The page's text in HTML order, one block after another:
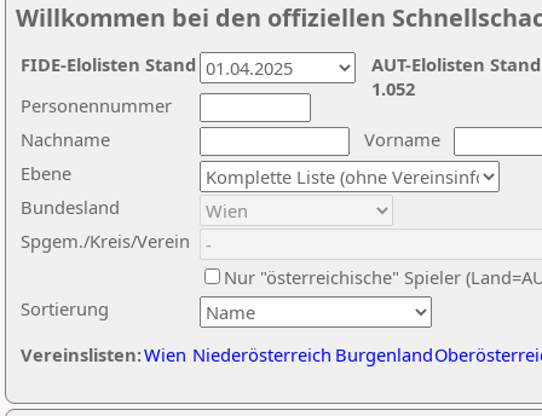
Willkommen bei den offiziellen
Nachname
Vorname
Ebene
Sortierung
Personennummer
Bundesland
Spgem./Kreis/Verein
Nur "österreichische" Spieler
Vereinslisten:Wien Niederösterreich Burgenland
AUT-Elolisten
1.052
FIDE-Elolisten Stand